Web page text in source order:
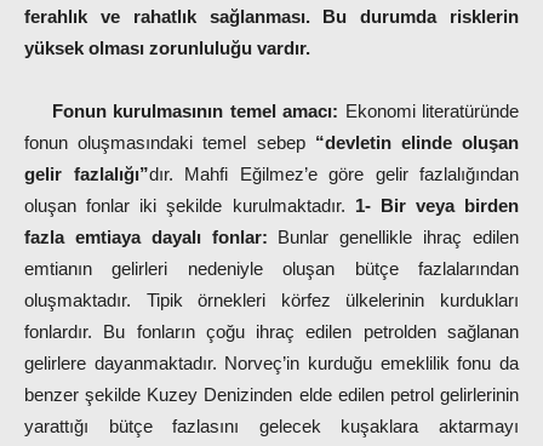
ferahlık ve rahatlık sağlanması. Bu durumda risklerin
yüksek olması zorunluluğu vardır.
Fonun kurulmasının temel amacı: Ekonomi literatüründe
fonun oluşmasındaki temel sebep “devletin elinde oluşan
gelir fazlalığı”dır. Mahfi Eğilmez’e göre gelir fazlalığından
oluşan fonlar iki şekilde kurulmaktadır. 1- Bir veya birden
fazla emtiaya dayalı fonlar: Bunlar genellikle ihraç edilen
emtianın gelirleri nedeniyle oluşan bütçe fazlalarından
oluşmaktadır. Tipik örnekleri körfez ülkelerinin kurdukları
fonlardır. Bu fonların çoğu ihraç edilen petrolden sağlanan
gelirlere dayanmaktadır. Norveç’in kurduğu emeklilik fonu da
benzer şekilde Kuzey Denizinden elde edilen petrol gelirlerinin
yarattığı bütçe fazlasını gelecek kuşaklara aktarmayı